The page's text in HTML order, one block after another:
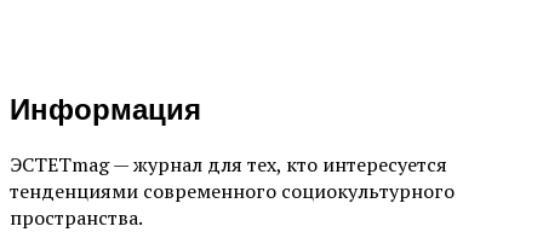
Информация
ЭСТЕТmag — журнал для тех, кто интересуется
тенденциями современного социокультурного
пространства.